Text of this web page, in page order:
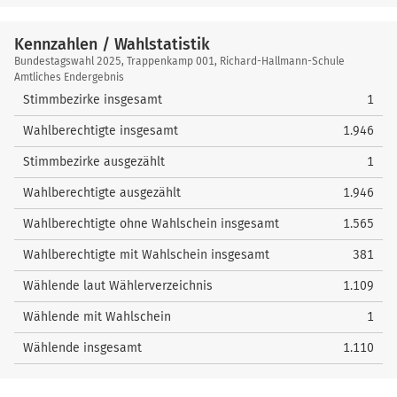
Kennzahlen / Wahlstatistik
Kennzahlen
/
Wahlstatistik
Bundestagswahl 2025, Trappenkamp 001, Richard-Hallmann-Schule
Amtliches Endergebnis
Stimmbezirke insgesamt 1
Wahlberechtigte insgesamt 1.946
Stimmbezirke ausgezählt 1
Wahlberechtigte ausgezählt 1.946
Wahlberechtigte ohne Wahlschein insgesamt 1.565
Wahlberechtigte mit Wahlschein insgesamt 381
Wählende laut Wählerverzeichnis 1.109
Wählende mit Wahlschein 1
Wählende insgesamt 1.110